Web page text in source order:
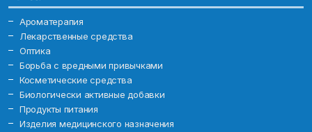
Ароматерапия
Лекарственные средства
Оптика
Борьба с вредными привычками
Косметические средства
Биологически активные добавки
Продукты питания
Изделия медицинского назначения